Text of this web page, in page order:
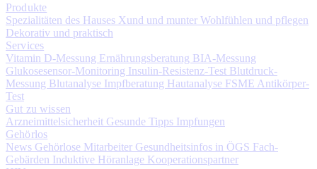
Produkte
Spezialitäten des Hauses Xund und munter Wohlfühlen und pflegen
Dekorativ und praktisch
Services
Vitamin D-Messung Ernährungsberatung BIA-Messung
Glukosesensor-Monitoring Insulin-Resistenz-Test Blutdruck-
Messung Blutanalyse Impfberatung Hautanalyse FSME Antikörper-
Test
Gut zu wissen
Arzneimittelsicherheit Gesunde Tipps Impfungen
Gehörlos
News Gehörlose Mitarbeiter Gesundheitsinfos in ÖGS Fach-
Gebärden Induktive Höranlage Kooperationspartner